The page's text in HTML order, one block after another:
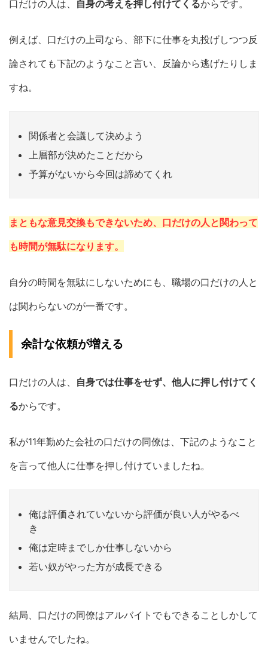
口だけの人は、 自身の考えを押し付けてくるからです。
例えば、口だけの上司なら、部下に仕事を丸投げしつつ反
論されても下記のようなこと言い、反論から逃げたりしま
すね。
関係者と会議して決めよう
上層部が決めたことだから
予算がないから今回は諦めてくれ
まともな意見交換もできないため、口だけの人と関わって
も時間が無駄になります。
自分の時間を無駄にしないためにも、職場の口だけの人と
は関わらないのが一番です。
余計な依頼が増える
口だけの人は、 自身では仕事をせず、他人に押し付けてく
るからです。
私が11年勤めた会社の口だけの同僚は、下記のようなこと
を言って他人に仕事を押し付けていましたね。
俺は評価されていないから評価が良い人がやるべ
き
俺は定時までしか仕事しないから
若い奴がやった方が成長できる
結局、口だけの同僚はアルバイトでもできることしかして
いませんでしたね。